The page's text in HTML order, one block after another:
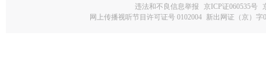
违法和不良信息举报 京ICP证060535号
网上传播视听节目许可证号 0102004 新出网证（京）